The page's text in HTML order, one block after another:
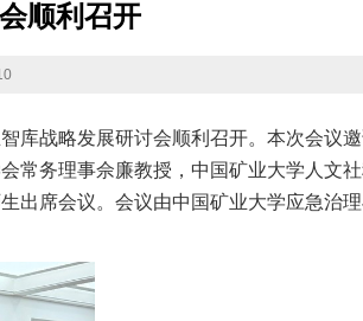
顺利召开
库战略发展研讨会顺利召开。本次会议
常务理事佘廉教授，中国矿业大学人文
出席会议。会议由中国矿业大学应急治